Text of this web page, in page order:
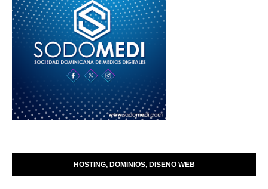
HOSTING, DOMINIOS, DISENO WEB